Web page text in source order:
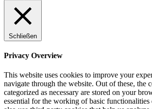
Schließen
Privacy Overview
This website uses cookies to improve your
navigate through the website. Out of these, the
categorized as necessary are stored on your
essential for the working of basic functionalities